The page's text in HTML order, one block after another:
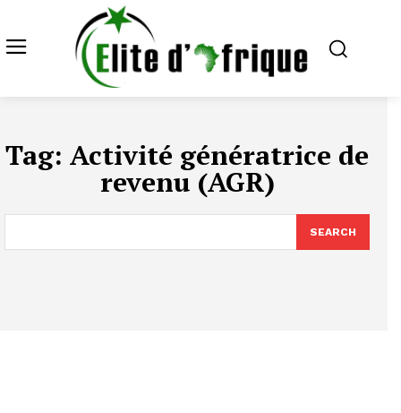
Tag: Activité génératrice de
revenu (AGR)
SEARCH